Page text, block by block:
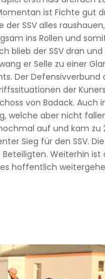
ist Fichte gut
der SSV alles
ins Rollen und
blieb der SSV dran
er Selle zu einer
Der
der
von Badack. Auch
welche aber nicht
auf und kam
Sieg für den SSV.
Weiterhin
hoffentlich